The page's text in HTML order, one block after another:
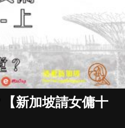
新加坡請女傭十